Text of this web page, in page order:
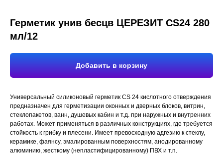
Герметик унив бесцв ЦЕРЕЗИТ CS24 280
мл/12
Добавить в корзину
Универсальный силиконовый герметик CS 24 кислотного отверждения
предназначен для герметизации оконных и дверных блоков, витрин,
стеклопакетов, ванн, душевых кабин и т.д. при наружных и внутренних
работах. Может применяться в различных конструкциях, где требуется
стойкость к грибку и плесени. Имеет превосходную адгезию к стеклу,
керамике, фаянсу, эмалированным поверхностям, анодированному
алюминию, жесткому (непластифицированному) ПВХ и т.п.